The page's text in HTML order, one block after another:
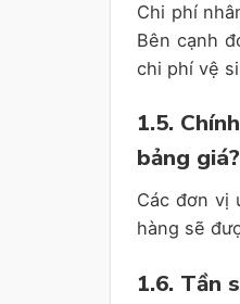
Chi phí
Bên cạnh
chi phí vệ
1.5.
bảng giá?
Các đơn vị
hàng sẽ
1.6. Tần